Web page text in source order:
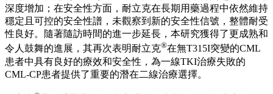
安全性數據。
一年一度的ASCO年會是全球腫瘤領域最重要的、最為權威的
學術交流盛會，將展示當前國際最前沿的臨床腫瘤學科研成果
和腫瘤治療技術。今年是亞盛醫藥連續第九年亮相ASCO年
會，此次公司三個重點品種共有六項研究入選，其中三項獲快
速口頭報告。